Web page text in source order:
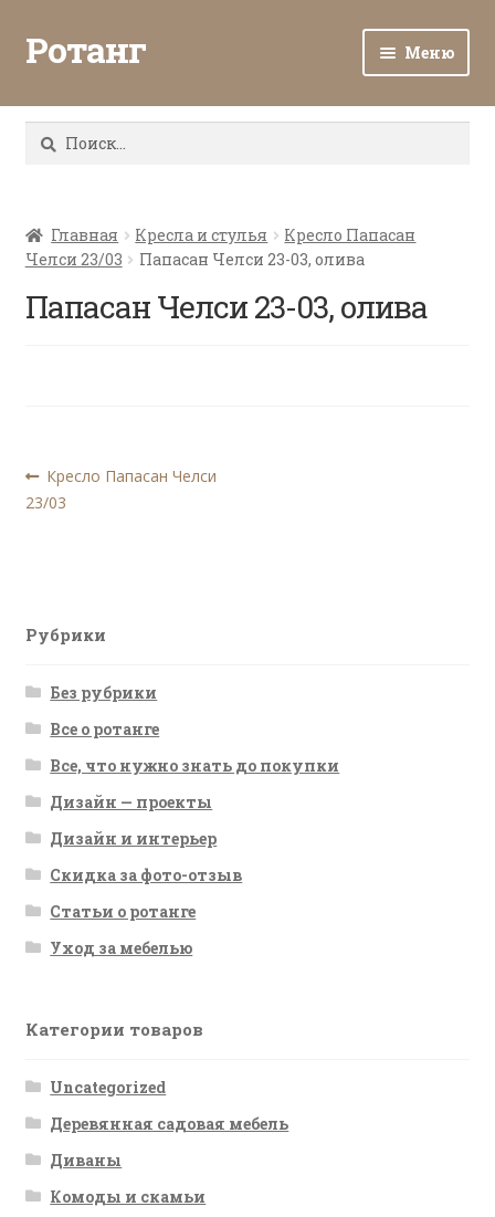
Ротанг Меню
Каталог
Все о ротанге
Найти:
Главная Кресла и стулья
Кресло Папасан
Челси 23/03
Папасан Челси 23-03, олива
Папасан Челси 23-03, олива
Навигация
по
Предыдущая
запись:
Кресло Папасан Челси
23/03
Рубрики
Без рубрики
Все о ротанге
Все, что нужно знать до покупки
Дизайн — проекты
Дизайн и интерьер
Скидка за фото-отзыв
Статьи о ротанге
Уход за мебелью
Категории товаров
Uncategorized
Деревянная садовая мебель
Диваны
Комоды и скамьи